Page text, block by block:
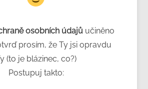
osobních údajů učiněno
prosím, že Ty jsi opravdu
(to je blázinec, co?)
Postupuj takto: